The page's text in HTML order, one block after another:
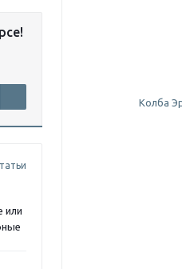
или